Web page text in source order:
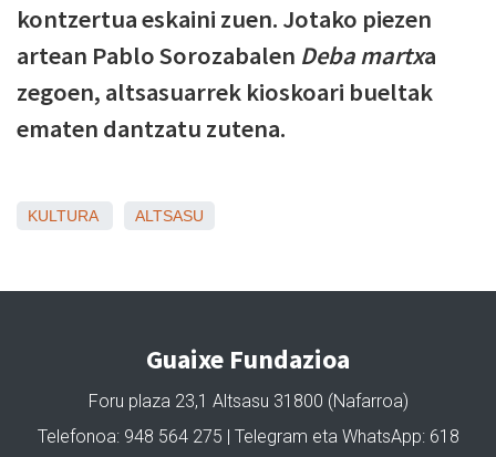
kontzertua eskaini zuen. Jotako piezen
artean Pablo Sorozabalen Deba martxa
zegoen, altsasuarrek kioskoari bueltak
ematen dantzatu zutena.
KULTURA ALTSASU
Guaixe Fundazioa
Foru plaza 23,1 Altsasu 31800 (Nafarroa)
Telefonoa: 948 564 275 | Telegram eta WhatsApp: 618